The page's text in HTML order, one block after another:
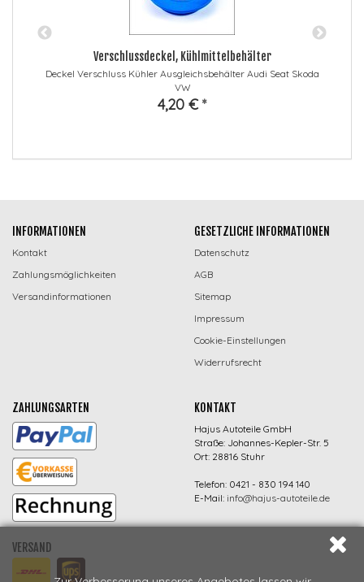
Verschlussdeckel, Kühlmittelbehälter
Deckel Verschluss Kühler Ausgleichsbehälter Audi Seat Skoda
VW
4,20 € *
INFORMATIONEN
Kontakt
Zahlungsmöglichkeiten
Versandinformationen
GESETZLICHE INFORMATIONEN
Datenschutz
AGB
Sitemap
Impressum
Cookie-Einstellungen
Widerrufsrecht
ZAHLUNGSARTEN
VERSAND
KONTAKT
Hajus Autoteile GmbH
Straße: Johannes-Kepler-Str. 5
Ort: 28816 Stuhr
Telefon: 0421 - 830 194 140
E-Mail: info@hajus-autoteile.de